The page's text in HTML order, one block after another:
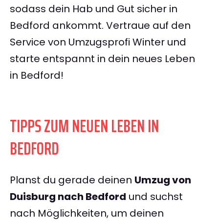
sodass dein Hab und Gut sicher in
Bedford ankommt. Vertraue auf den
Service von Umzugsprofi Winter und
starte entspannt in dein neues Leben
in Bedford!
TIPPS ZUM NEUEN LEBEN IN
BEDFORD
Planst du gerade deinen Umzug von
Duisburg nach Bedford und suchst
nach Möglichkeiten, um deinen